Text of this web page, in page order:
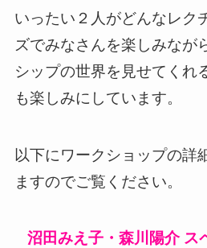
いったい２人がどんなレク
ズでみなさんを楽しみなが
シップの世界を見せてくれ
も楽しみにしています。
以下にワークショップの詳
ますのでご覧ください。
沼田みえ子・森川陽介 ス